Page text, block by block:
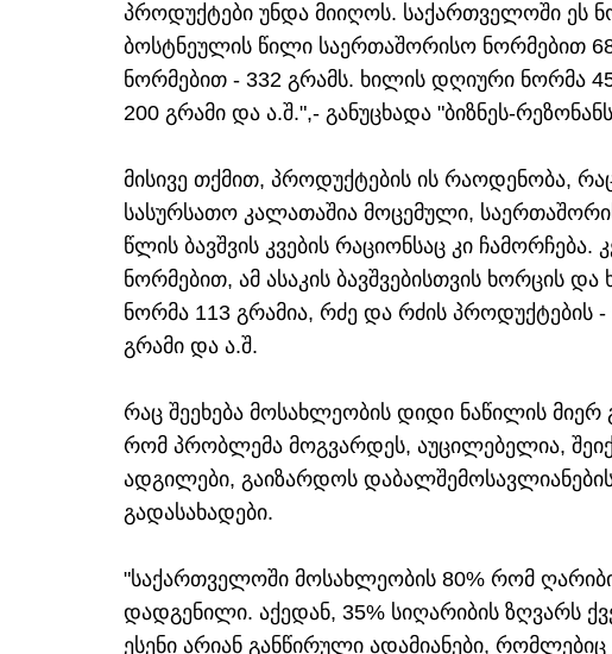
პროდუქტები უნდა მიიღოს. საქართველოში ეს
ბოსტნეულის წილი საერთაშორისო ნორმებით
ნორმებით - 332 გრამს. ხილის დღიური ნორმა
200 გრამი და ა.შ.",- განუცხადა "ბიზნეს-
მისივე თქმით, პროდუქტების ის რაოდენობა,
სასურსათო კალათაშია მოცემული,
წლის ბავშვის კვების რაციონსაც კი
ნორმებით, ამ ასაკის ბავშვებისთვის ხორცის
ნორმა 113 გრამია, რძე და რძის პროდუქტების
გრამი და ა.შ.
რაც შეეხება მოსახლეობის დიდი ნაწილის მიერ
რომ პრობლემა მოგვარდეს, აუცილებელია,
ადგილები, გაიზარდოს
გადასახადები.
"საქართველოში მოსახლეობის 80% რომ
დადგენილი. აქედან, 35% სიღარიბის ზღვარს
ესენი არიან განწირული ადამიანები,